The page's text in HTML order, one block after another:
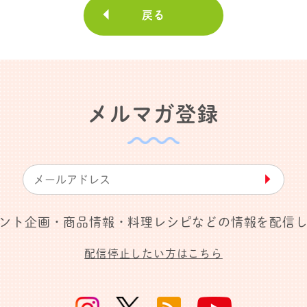
戻る
メルマガ登録
▶︎
ト企画・商品情報・料理レシピなどの情報を配信
配信停止したい方はこちら